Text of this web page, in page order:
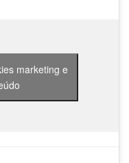
marketing e